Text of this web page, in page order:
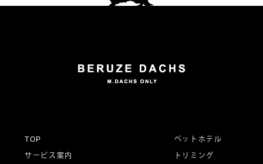
ー
TOP
サービス案内
ペットホテル
トリミング